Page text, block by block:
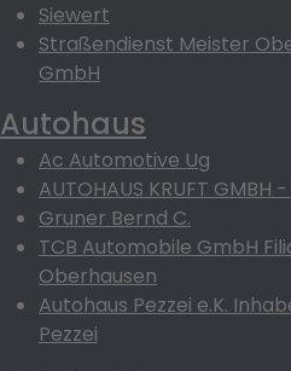
Siewert
Straßendienst Meister
GmbH
Autohaus
Ac Automotive Ug
AUTOHAUS KRUFT GMBH
Gruner Bernd C.
TCB Automobile GmbH
Oberhausen
Autohaus Pezzei e.K.
Pezzei